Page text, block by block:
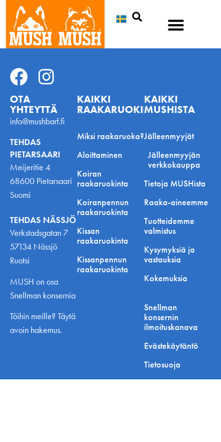
OTA
YHTEYTTÄ
info@mushbarf.fi
TEHDAS
PIETARSAARI
Meijeritie 4
68600 Pietarsaari
Suomi
TEHDAS NÄSSJÖ
Verkstadsgatan 7
57134 Nässjö
Ruotsi
MUSH on osa
Snellman konsernia
Töihin meille? Täytä
avoin hakemus.
KAIKKI
RAAKARUOKINNASTA
Miksi raakaruoka?
Aloittaminen
Koiran
raakaruokinta
Koiranpennun
raakaruokinta
Kissan
raakaruokinta
Kissanpennun
raakaruokinta
KAIKKI
MUSHISTA
Jälleenmyyjät
Jälleenmyyjän
verkkokauppa
Tietoja MUSHista
Raaka-aineemme
Tuotteidemme
valmistus
Kysymyksiä ja
vastauksia
Kokemuksia
Snellman
konsernin
ilmoituskanava
Evästekäytäntö
Tietosuoja